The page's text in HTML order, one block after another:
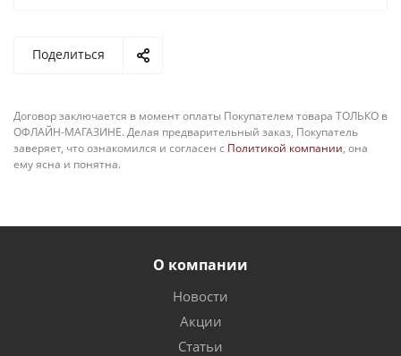
Поделиться
Договор заключается в момент оплаты Покупателем товара ТОЛЬКО в
ОФЛАЙН-МАГАЗИНЕ. Делая предварительный заказ, Покупатель
заверяет, что ознакомился и согласен с Политикой компании, она
ему ясна и понятна.
О компании
Новости
Акции
Статьи